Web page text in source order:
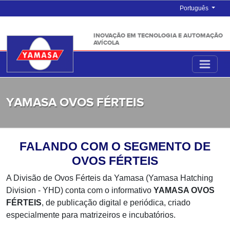
Português
INOVAÇÃO EM TECNOLOGIA E AUTOMAÇÃO
AVÍCOLA
YAMASA OVOS FÉRTEIS
FALANDO COM O SEGMENTO DE
OVOS FÉRTEIS
A Divisão de Ovos Férteis da Yamasa (Yamasa Hatching
Division - YHD) conta com o informativo YAMASA OVOS
FÉRTEIS, de publicação digital e periódica, criado
especialmente para matrizeiros e incubatórios.